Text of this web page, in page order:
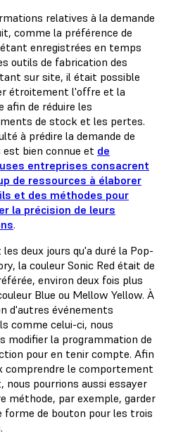
relatives à la demande
comme la préférence de
enregistrées en temps
outils de fabrication des
sur site, il était possible
étroitement l'offre et la
afin de réduire les
de stock et les pertes.
à prédire la demande de
est bien connue et de
entreprises consacrent
de ressources à élaborer
et des méthodes pour
la précision de leurs
.
les deux jours qu'a duré la Pop-
la couleur Sonic Red était de
environ deux fois plus
Blue ou Mellow Yellow. À
d'autres événements
comme celui-ci, nous
modifier la programmation de
pour en tenir compte. Afin
comprendre le comportement
nous pourrions aussi essayer
méthode, par exemple, garder
forme de bouton pour les trois